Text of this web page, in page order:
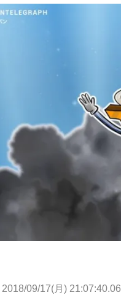
2018/09/17(月) 21:07:40.06